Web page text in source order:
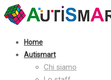
Home
Autismart
Chi siamo